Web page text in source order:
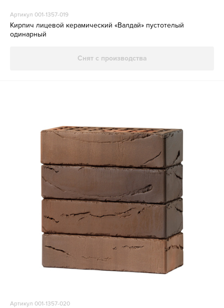
Артикул 001-1357-019
Кирпич лицевой керамический «Валдай» пустотелый
одинарный
Снят с производства
Артикул 001-1357-020